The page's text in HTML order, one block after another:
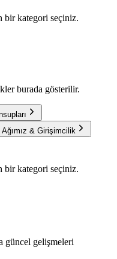
bir kategori seçiniz.
burada gösterilir.
Ağımız & Girişimcilik
bir kategori seçiniz.
güncel gelişmeleri